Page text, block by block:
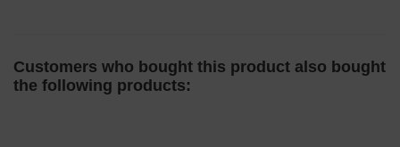
Customers who bought this product also bought
the following products: